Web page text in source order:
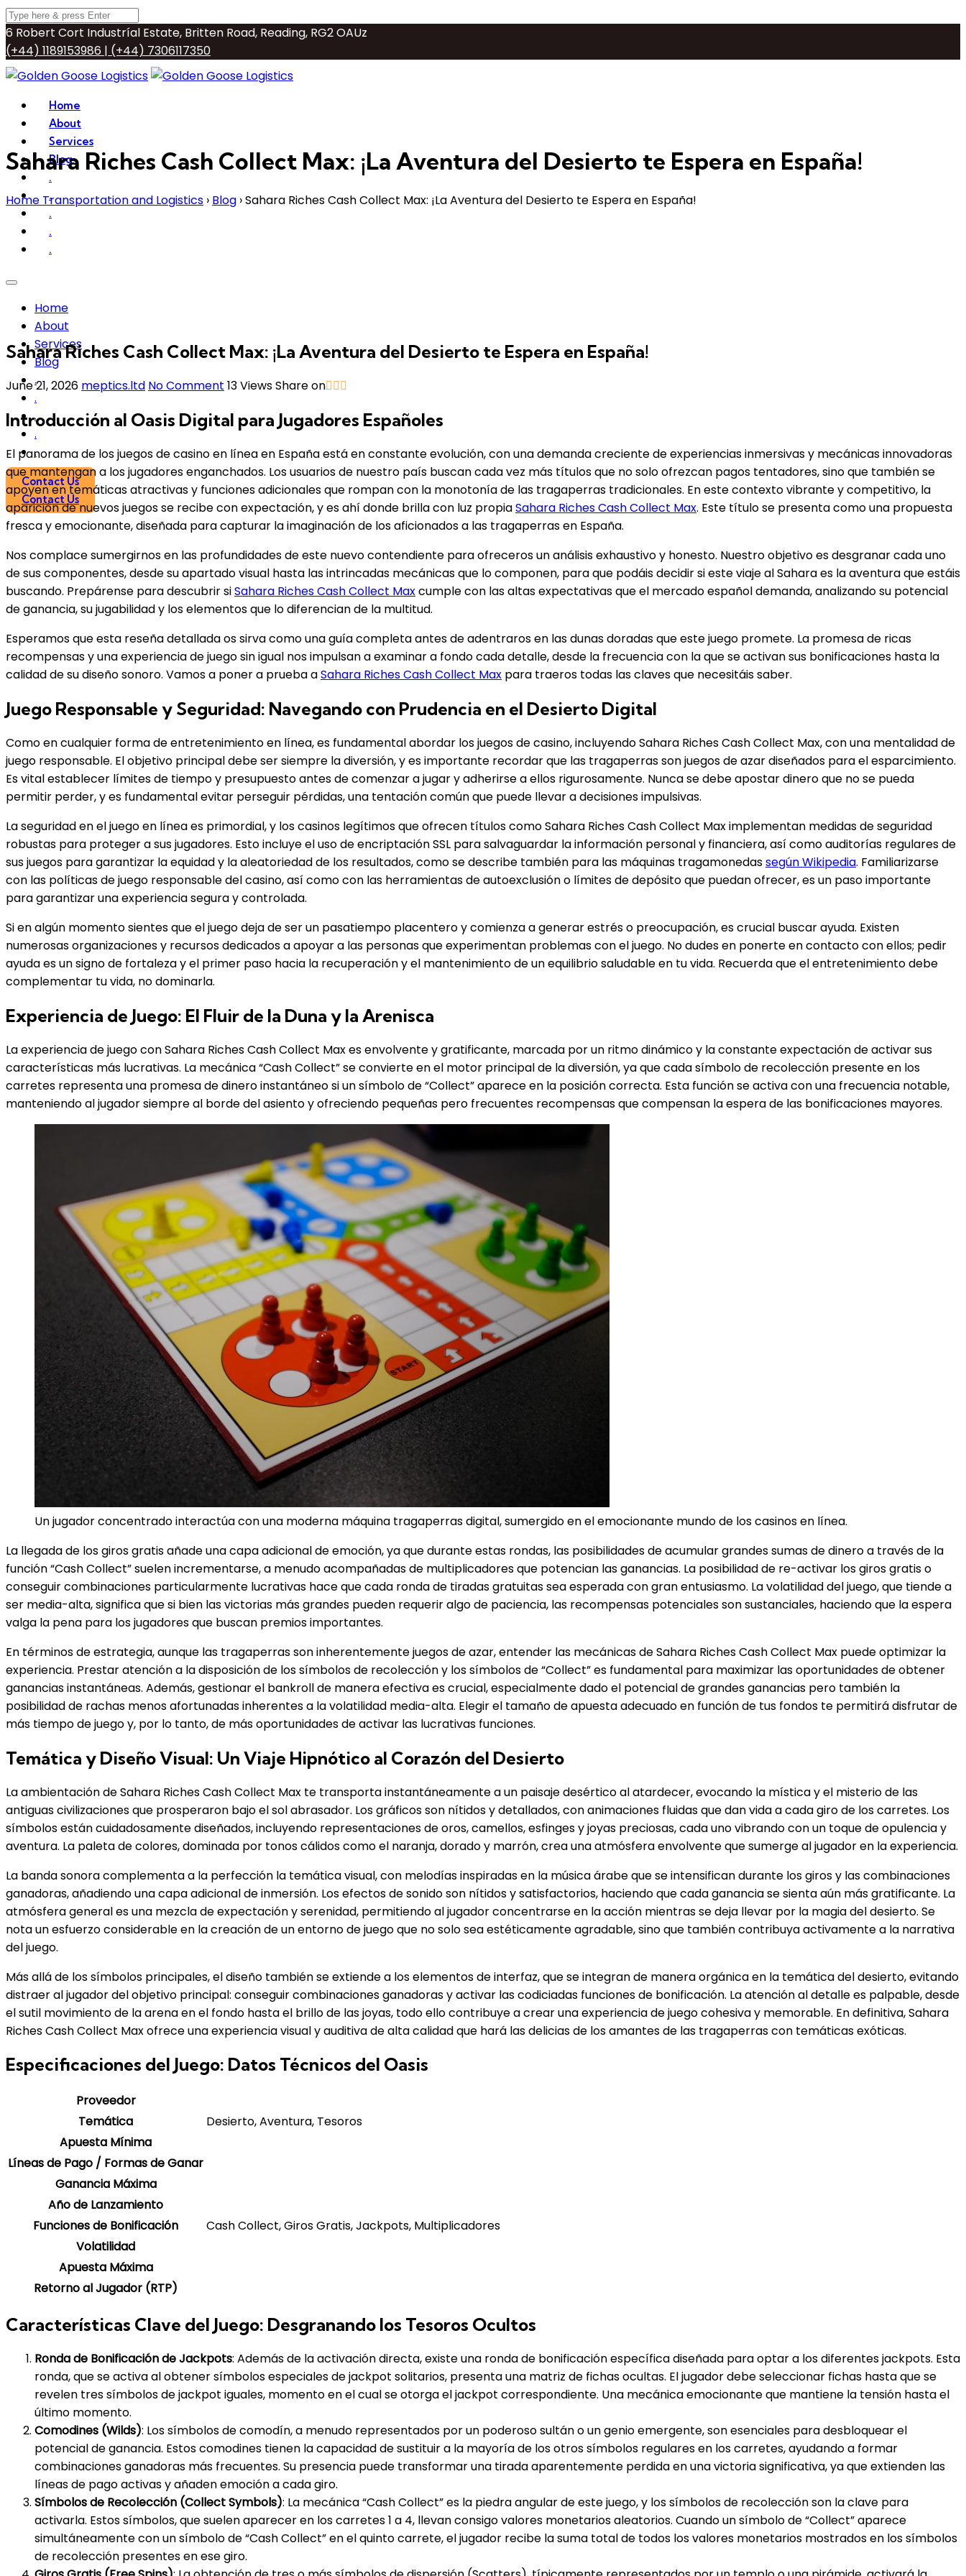
6 Robert Cort Industríal Estate, Britten Road, Reading, RG2 OAUz
(+44) 1189153986 | (+44) 7306117350
info@goldengooselogistics.com
Home
About
Services
Blog
.
.
.
.
.
Home
About
Services
Blog
.
.
.
.
.
Contact Us
Contact Us
Sahara Riches Cash Collect Max: ¡La Aventura del Desierto te Espera en España!
Home Transportation and Logistics › Blog ›Sahara Riches Cash Collect Max: ¡La Aventura del Desierto te Espera en España!
Sahara Riches Cash Collect Max: ¡La Aventura del Desierto te Espera en España!
June 21, 2026 meptics.ltd No Comment 13ViewsShare on
Introducción al Oasis Digital para Jugadores Españoles
El panorama de los juegos de casino en línea en España está en constante evolución, con una demanda creciente de experiencias inmersivas y mecánicas innovadoras
que mantengan a los jugadores enganchados. Los usuarios de nuestro país buscan cada vez más títulos que no solo ofrezcan pagos tentadores, sino que también se
apoyen en temáticas atractivas y funciones adicionales que rompan con la monotonía de las tragaperras tradicionales. En este contexto vibrante y competitivo, la
aparición de nuevos juegos se recibe con expectación, y es ahí donde brilla con luz propiaSahara Riches Cash Collect Max. Este título se presenta como una propuesta
fresca y emocionante, diseñada para capturar la imaginación de los aficionados a las tragaperras en España.
Nos complace sumergirnos en las profundidades de este nuevo contendiente para ofreceros un análisis exhaustivo y honesto. Nuestro objetivo es desgranar cada uno
de sus componentes, desde su apartado visual hasta las intrincadas mecánicas que lo componen, para que podáis decidir si este viaje al Sahara es la aventura que estáis
buscando. Prepárense para descubrir siSahara Riches Cash Collect Maxcumple con las altas expectativas que el mercado español demanda, analizando su potencial
de ganancia, su jugabilidad y los elementos que lo diferencian de la multitud.
Esperamos que esta reseña detallada os sirva como una guía completa antes de adentraros en las dunas doradas que este juego promete. La promesa de ricas
recompensas y una experiencia de juego sin igual nos impulsan a examinar a fondo cada detalle, desde la frecuencia con la que se activan sus bonificaciones hasta la
calidad de su diseño sonoro. Vamos a poner a prueba aSahara Riches Cash Collect Max para traeros todas las claves que necesitáis saber.
Juego Responsable y Seguridad: Navegando con Prudencia en el Desierto Digital
Como en cualquier forma de entretenimiento en línea, es fundamental abordar los juegos de casino, incluyendo Sahara Riches Cash Collect Max, con una mentalidad de
juego responsable. El objetivo principal debe ser siempre la diversión, y es importante recordar que las tragaperras son juegos de azar diseñados para el esparcimiento.
Es vital establecer límites de tiempo y presupuesto antes de comenzar a jugar y adherirse a ellos rigurosamente. Nunca se debe apostar dinero que no se pueda
permitir perder, y es fundamental evitar perseguir pérdidas, una tentación común que puede llevar a decisiones impulsivas.
La seguridad en el juego en línea es primordial, y los casinos legítimos que ofrecen títulos como Sahara Riches Cash Collect Max implementan medidas de seguridad
robustas para proteger a sus jugadores. Esto incluye el uso de encriptación SSL para salvaguardar la información personal y financiera, así como auditorías regulares de
sus juegos para garantizar la equidad y la aleatoriedad de los resultados, como se describe también para las máquinas tragamonedassegún Wikipedia. Familiarizarse
con las políticas de juego responsable del casino, así como con las herramientas de autoexclusión o límites de depósito que puedan ofrecer, es un paso importante
para garantizar una experiencia segura y controlada.
Si en algún momento sientes que el juego deja de ser un pasatiempo placentero y comienza a generar estrés o preocupación, es crucial buscar ayuda. Existen
numerosas organizaciones y recursos dedicados a apoyar a las personas que experimentan problemas con el juego. No dudes en ponerte en contacto con ellos; pedir
ayuda es un signo de fortaleza y el primer paso hacia la recuperación y el mantenimiento de un equilibrio saludable en tu vida. Recuerda que el entretenimiento debe
complementar tu vida, no dominarla.
Experiencia de Juego: El Fluir de la Duna y la Arenisca
La experiencia de juego con Sahara Riches Cash Collect Max es envolvente y gratificante, marcada por un ritmo dinámico y la constante expectación de activar sus
características más lucrativas. La mecánica “Cash Collect” se convierte en el motor principal de la diversión, ya que cada símbolo de recolección presente en los
carretes representa una promesa de dinero instantáneo si un símbolo de “Collect” aparece en la posición correcta. Esta función se activa con una frecuencia notable,
manteniendo al jugador siempre al borde del asiento y ofreciendo pequeñas pero frecuentes recompensas que compensan la espera de las bonificaciones mayores.
Un jugador concentrado interactúa con una moderna máquina tragaperras digital, sumergido en el emocionante mundo de los casinos en línea.
La llegada de los giros gratis añade una capa adicional de emoción, ya que durante estas rondas, las posibilidades de acumular grandes sumas de dinero a través de la
función “Cash Collect” suelen incrementarse, a menudo acompañadas de multiplicadores que potencian las ganancias. La posibilidad de re-activar los giros gratis o
conseguir combinaciones particularmente lucrativas hace que cada ronda de tiradas gratuitas sea esperada con gran entusiasmo. La volatilidad del juego, que tiende a
ser media-alta, significa que si bien las victorias más grandes pueden requerir algo de paciencia, las recompensas potenciales son sustanciales, haciendo que la espera
valga la pena para los jugadores que buscan premios importantes.
En términos de estrategia, aunque las tragaperras son inherentemente juegos de azar, entender las mecánicas de Sahara Riches Cash Collect Max puede optimizar la
experiencia. Prestar atención a la disposición de los símbolos de recolección y los símbolos de “Collect” es fundamental para maximizar las oportunidades de obtener
ganancias instantáneas. Además, gestionar el bankroll de manera efectiva es crucial, especialmente dado el potencial de grandes ganancias pero también la
posibilidad de rachas menos afortunadas inherentes a la volatilidad media-alta. Elegir el tamaño de apuesta adecuado en función de tus fondos te permitirá disfrutar de
más tiempo de juego y, por lo tanto, de más oportunidades de activar las lucrativas funciones.
Temática y Diseño Visual: Un Viaje Hipnótico al Corazón del Desierto
La ambientación de Sahara Riches Cash Collect Max te transporta instantáneamente a un paisaje desértico al atardecer, evocando la mística y el misterio de las
antiguas civilizaciones que prosperaron bajo el sol abrasador. Los gráficos son nítidos y detallados, con animaciones fluidas que dan vida a cada giro de los carretes. Los
símbolos están cuidadosamente diseñados, incluyendo representaciones de oros, camellos, esfinges y joyas preciosas, cada uno vibrando con un toque de opulencia y
aventura. La paleta de colores, dominada por tonos cálidos como el naranja, dorado y marrón, crea una atmósfera envolvente que sumerge al jugador en la experiencia.
La banda sonora complementa a la perfección la temática visual, con melodías inspiradas en la música árabe que se intensifican durante los giros y las combinaciones
ganadoras, añadiendo una capa adicional de inmersión. Los efectos de sonido son nítidos y satisfactorios, haciendo que cada ganancia se sienta aún más gratificante. La
atmósfera general es una mezcla de expectación y serenidad, permitiendo al jugador concentrarse en la acción mientras se deja llevar por la magia del desierto. Se
nota un esfuerzo considerable en la creación de un entorno de juego que no solo sea estéticamente agradable, sino que también contribuya activamente a la narrativa
del juego.
Más allá de los símbolos principales, el diseño también se extiende a los elementos de interfaz, que se integran de manera orgánica en la temática del desierto, evitando
distraer al jugador del objetivo principal: conseguir combinaciones ganadoras y activar las codiciadas funciones de bonificación. La atención al detalle es palpable, desde
el sutil movimiento de la arena en el fondo hasta el brillo de las joyas, todo ello contribuye a crear una experiencia de juego cohesiva y memorable. En definitiva, Sahara
Riches Cash Collect Max ofrece una experiencia visual y auditiva de alta calidad que hará las delicias de los amantes de las tragaperras con temáticas exóticas.
Especificaciones del Juego: Datos Técnicos del Oasis
Proveedor
Temática
Desierto, Aventura, Tesoros
Apuesta Mínima
Líneas de Pago / Formas de Ganar
Ganancia Máxima
Año de Lanzamiento
Funciones de Bonificación
Cash Collect, Giros Gratis, Jackpots, Multiplicadores
Volatilidad
Apuesta Máxima
Retorno al Jugador (RTP)
Características Clave del Juego: Desgranando los Tesoros Ocultos
Ronda de Bonificación de Jackpots: Además de la activación directa, existe una ronda de bonificación específica diseñada para optar a los diferentes jackpots. Esta
ronda, que se activa al obtener símbolos especiales de jackpot solitarios, presenta una matriz de fichas ocultas. El jugador debe seleccionar fichas hasta que se
revelen tres símbolos de jackpot iguales, momento en el cual se otorga el jackpot correspondiente. Una mecánica emocionante que mantiene la tensión hasta el
último momento.
Comodines (Wilds): Los símbolos de comodín, a menudo representados por un poderoso sultán o un genio emergente, son esenciales para desbloquear el
potencial de ganancia. Estos comodines tienen la capacidad de sustituir a la mayoría de los otros símbolos regulares en los carretes, ayudando a formar
combinaciones ganadoras más frecuentes. Su presencia puede transformar una tirada aparentemente perdida en una victoria significativa, ya que extienden las
líneas de pago activas y añaden emoción a cada giro.
Símbolos de Recolección (Collect Symbols): La mecánica “Cash Collect” es la piedra angular de este juego, y los símbolos de recolección son la clave para
activarla. Estos símbolos, que suelen aparecer en los carretes 1 a 4, llevan consigo valores monetarios aleatorios. Cuando un símbolo de “Collect” aparece
simultáneamente con un símbolo de “Cash Collect” en el quinto carrete, el jugador recibe la suma total de todos los valores monetarios mostrados en los símbolos
de recolección presentes en ese giro.